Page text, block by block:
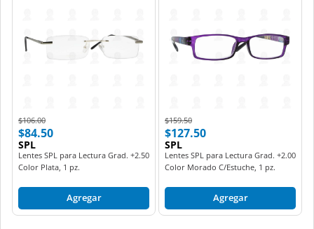
Price reduced from
$106.00to
$84.50
SPL
Lentes SPL para Lectura Grad. +2.50
Color Plata, 1 pz.
Agregar
Price reduced from
$159.50to
$127.50
SPL
Lentes SPL para Lectura Grad. +2.00
Color Morado C/Estuche, 1 pz.
Agregar